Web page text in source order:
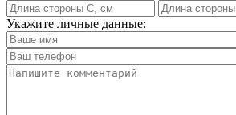
Укажите личные данные: